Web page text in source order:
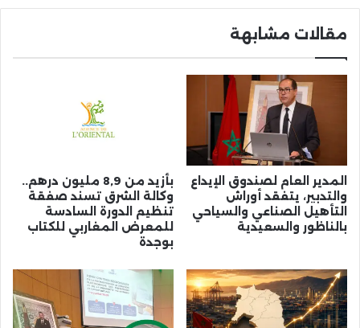
مقالات مشابهة
المدير العام لصندوق الإيداع
والتدبير، يتفقد أوراش
التأهيل الصناعي والسياحي
بالناظور والسعيدية
بأزيد من 8,9 مليون درهم..
وكالة الشرق تسند صفقة
تنظيم الدورة السادسة
للمعرض المغاربي للكتاب
بوجدة